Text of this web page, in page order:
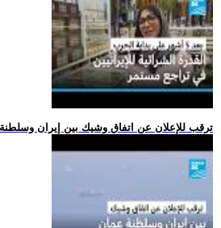
.. ترقب للإعلان عن اتفاق وشيك بين إيران